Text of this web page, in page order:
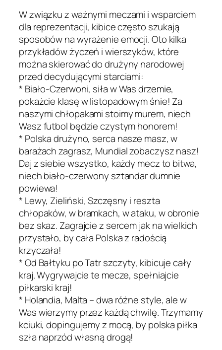
W związku z ważnymi meczami i wsparciem
dla reprezentacji, kibice często szukają
sposobów na wyrażenie emocji. Oto kilka
przykładów życzeń i wierszyków, które
można skierować do drużyny narodowej
przed decydującymi starciami:
* Biało-Czerwoni, siła w Was drzemie,
pokażcie klasę w listopadowym śnie! Za
naszymi chłopakami stoimy murem, niech
Wasz futbol będzie czystym honorem!
* Polska drużyno, serca nasze masz, w
barażach zagrasz, Mundial zobaczysz nasz!
Daj z siebie wszystko, każdy mecz to bitwa,
niech biało-czerwony sztandar dumnie
powiewa!
* Lewy, Zieliński, Szczęsny i reszta
chłopaków, w bramkach, w ataku, w obronie
bez skaz. Zagrajcie z sercem jak na wielkich
przystało, by cała Polska z radością
krzyczała!
*Od Bałtyku po Tatr szczyty, kibicuje cały
kraj. Wygrywajcie te mecze, spełniajcie
piłkarski kraj!
* Holandia, Malta – dwa różne style, ale w
Was wierzymy przez każdą chwilę. Trzymamy
kciuki, dopingujemy z mocą, by polska piłka
szła naprzód własną drogą!